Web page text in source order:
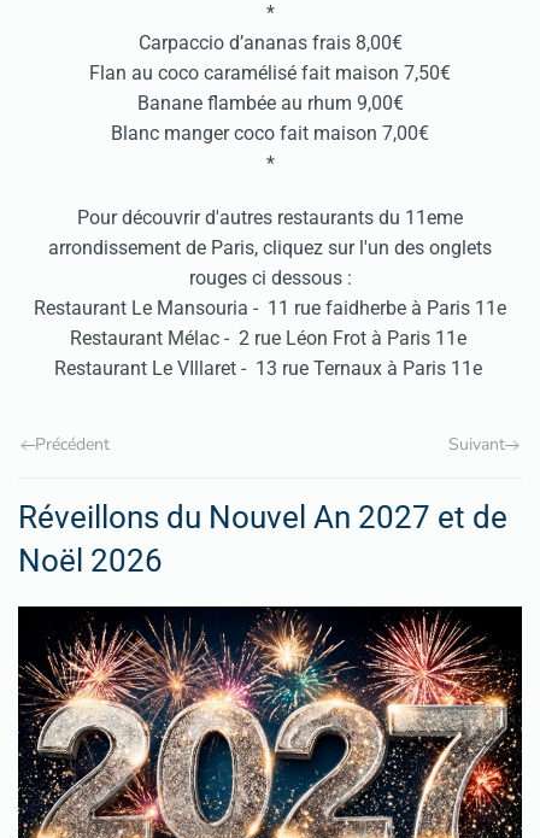
*
Carpaccio d’ananas frais 8,00€
Flan au coco caramélisé fait maison 7,50€
Banane flambée au rhum 9,00€
Blanc manger coco fait maison 7,00€
*
Pour découvrir d'autres restaurants du 11eme
arrondissement de Paris, cliquez sur l'un des onglets
rouges ci dessous :
Restaurant Le Mansouria - 11 rue faidherbe à Paris 11e
Restaurant Mélac- 2 rue Léon Frot à Paris 11e
Restaurant Le VIllaret- 13 rue Ternaux à Paris 11e
Précédent Suivant
Réveillons du Nouvel An 2027 et de
Noël 2026